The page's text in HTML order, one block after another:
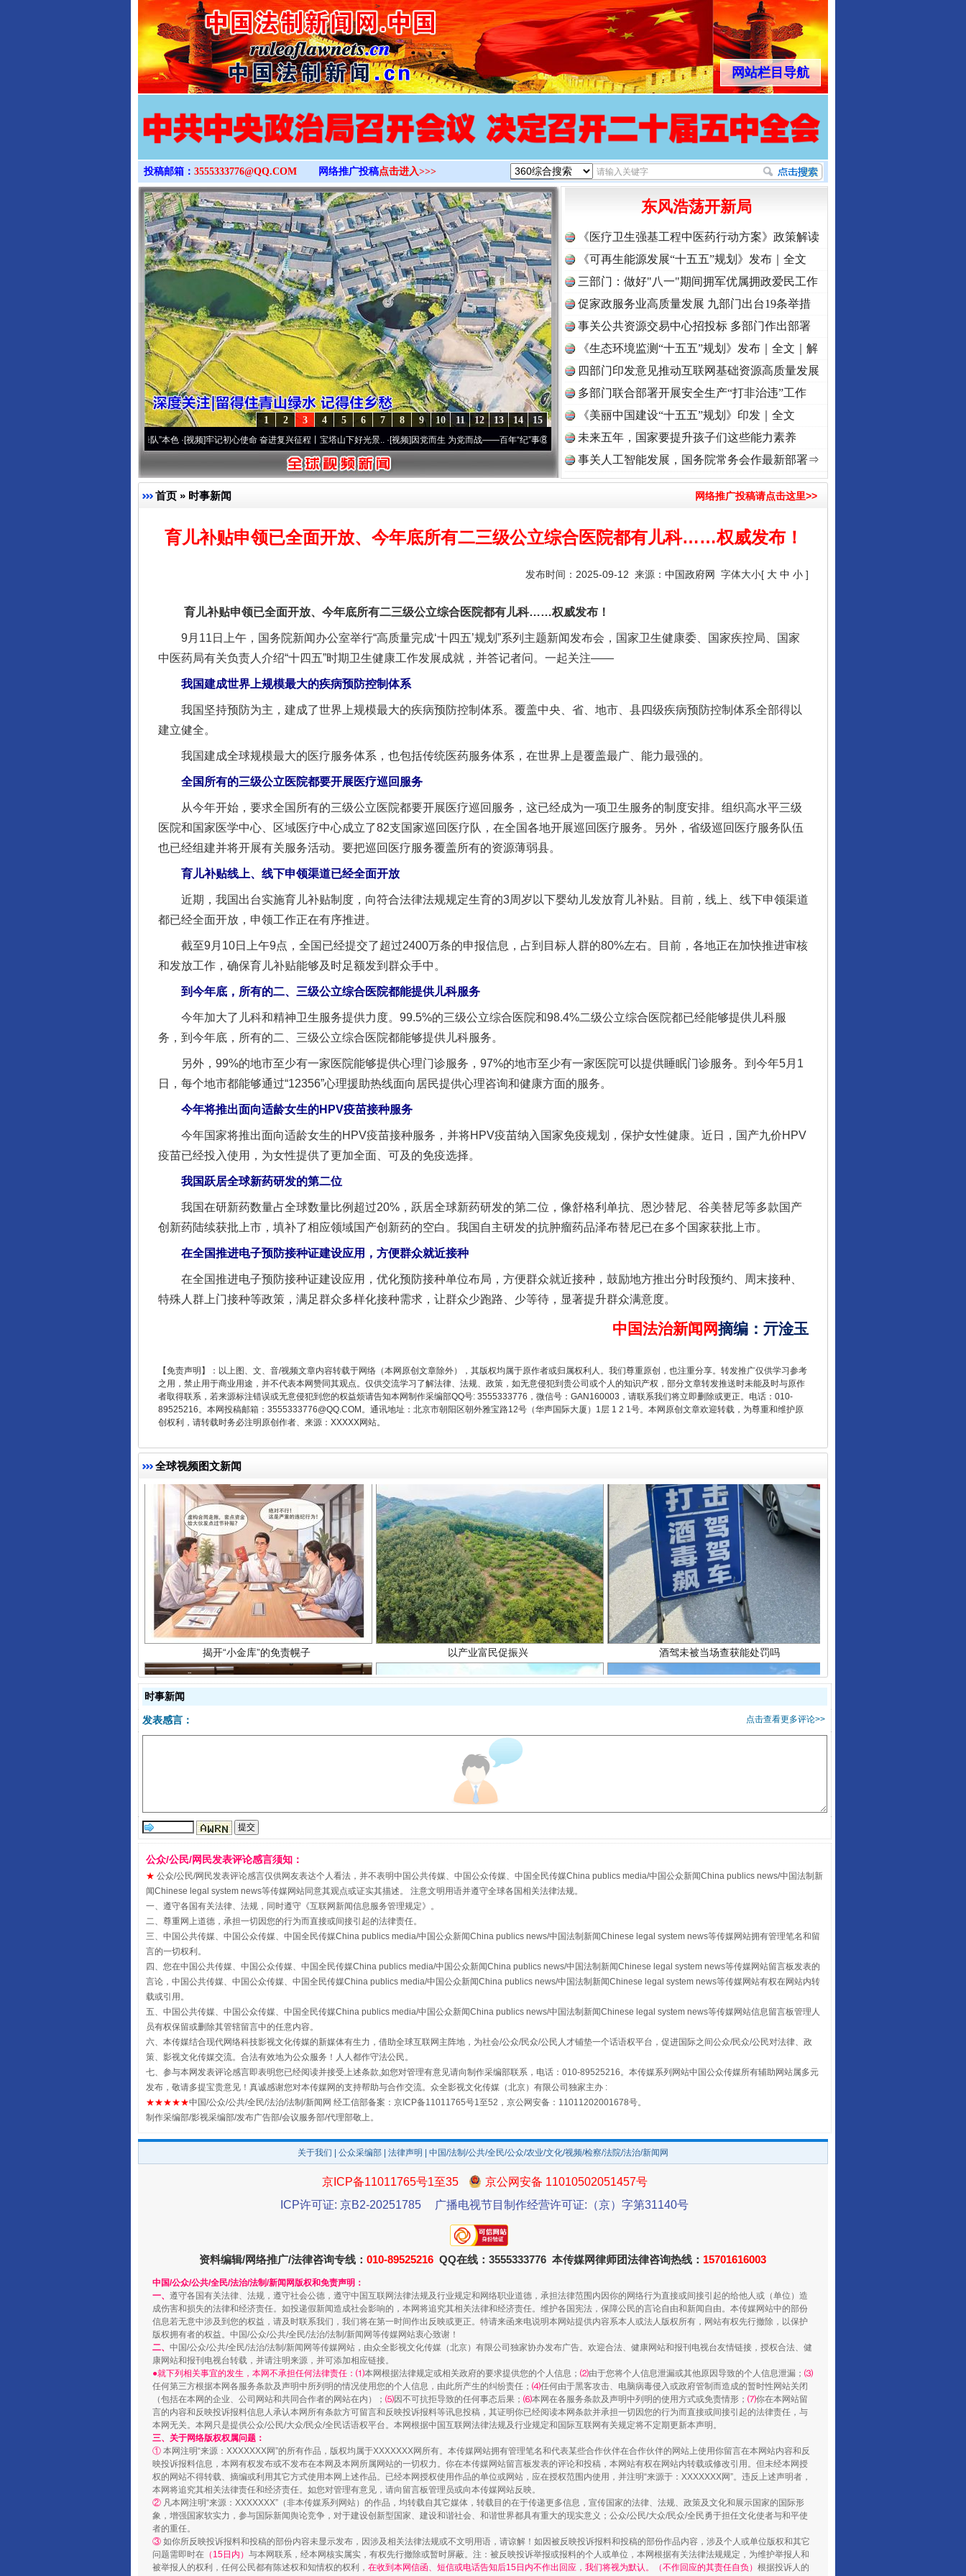
>
网站栏目导航
投稿邮箱： 3555333776@QQ.COM 网络推广投稿点击进入>>>
15
14
13
12
11
10
9
8
7
6
5
4
3
2
1
·[视频]牢记初心使命 奋进复兴征程丨宝塔山下好光景..·[视频]因党而生 为党而战——百年“纪”事⑧加强纪律.. ·[视频]牢记初心使命 奋进复兴征程丨“转折之城”激荡..·[视频]牢记初心使命 奋进复兴征程丨红船起航处 潮起..
东风浩荡开新局
《医疗卫生强基工程中医药行动方案》政策解读
《可再生能源发展“十五五”规划》发布｜全文
三部门：做好"八一"期间拥军优属拥政爱民工作
促家政服务业高质量发展 九部门出台19条举措
事关公共资源交易中心招投标 多部门作出部署
《生态环境监测“十五五”规划》发布｜全文｜解
读
四部门印发意见推动互联网基础资源高质量发展
多部门联合部署开展安全生产“打非治违”工作
《美丽中国建设“十五五”规划》印发｜全文
未来五年，国家要提升孩子们这些能力素养
事关人工智能发展，国务院常务会作最新部署⇒
首页 » 时事新闻 网络推广投稿请点击这里>>
育儿补贴申领已全面开放、今年底所有二三级公立综合医院都有儿科……权威发布！
发布时间：2025-09-12 来源： 中国政府网 字体大小[ 大 中 小 ]
育儿补贴申领已全面开放、今年底所有二三级公立综合医院都有儿科……权威发布！
9月11日上午，国务院新闻办公室举行“高质量完成‘十四五’规划”系列主题新闻发布会，国家卫生健康委、国家疾控局、国家
中医药局有关负责人介绍“十四五”时期卫生健康工作发展成就，并答记者问。一起关注——
我国建成世界上规模最大的疾病预防控制体系
我国坚持预防为主，建成了世界上规模最大的疾病预防控制体系。覆盖中央、省、地市、县四级疾病预防控制体系全部得以
建立健全。
我国建成全球规模最大的医疗服务体系，也包括传统医药服务体系，在世界上是覆盖最广、能力最强的。
全国所有的三级公立医院都要开展医疗巡回服务
从今年开始，要求全国所有的三级公立医院都要开展医疗巡回服务，这已经成为一项卫生服务的制度安排。组织高水平三级
医院和国家医学中心、区域医疗中心成立了82支国家巡回医疗队，在全国各地开展巡回医疗服务。另外，省级巡回医疗服务队伍
也已经组建并将开展有关服务活动。要把巡回医疗服务覆盖所有的资源薄弱县。
育儿补贴线上、线下申领渠道已经全面开放
近期，我国出台实施育儿补贴制度，向符合法律法规规定生育的3周岁以下婴幼儿发放育儿补贴。目前，线上、线下申领渠道
都已经全面开放，申领工作正在有序推进。
截至9月10日上午9点，全国已经提交了超过2400万条的申报信息，占到目标人群的80%左右。目前，各地正在加快推进审核
和发放工作，确保育儿补贴能够及时足额发到群众手中。
到今年底，所有的二、三级公立综合医院都能提供儿科服务
今年加大了儿科和精神卫生服务提供力度。99.5%的三级公立综合医院和98.4%二级公立综合医院都已经能够提供儿科服
务，到今年底，所有的二、三级公立综合医院都能够提供儿科服务。
另外，99%的地市至少有一家医院能够提供心理门诊服务，97%的地市至少有一家医院可以提供睡眠门诊服务。到今年5月1
日，每个地市都能够通过“12356”心理援助热线面向居民提供心理咨询和健康方面的服务。
今年将推出面向适龄女生的HPV疫苗接种服务
今年国家将推出面向适龄女生的HPV疫苗接种服务，并将HPV疫苗纳入国家免疫规划，保护女性健康。近日，国产九价HPV
疫苗已经投入使用，为女性提供了更加全面、可及的免疫选择。
我国跃居全球新药研发的第二位
我国在研新药数量占全球数量比例超过20%，跃居全球新药研发的第二位，像舒格利单抗、恩沙替尼、谷美替尼等多款国产
创新药陆续获批上市，填补了相应领域国产创新药的空白。我国自主研发的抗肿瘤药品泽布替尼已在多个国家获批上市。
在全国推进电子预防接种证建设应用，方便群众就近接种
在全国推进电子预防接种证建设应用，优化预防接种单位布局，方便群众就近接种，鼓励地方推出分时段预约、周末接种、
特殊人群上门接种等政策，满足群众多样化接种需求，让群众少跑路、少等待，显著提升群众满意度。
中国法治新闻网摘编 ： 亓淦玉
【免责声明】：以上图、文、音/视频文章内容转载于网络（本网原创文章除外），其版权均属于原作者或归属权利人。我们尊重原创，也注重分享。转发推广仅供学习参考
之用，禁止用于商业用途，并不代表本网赞同其观点。仅供交流学习了解法律、法规、政策，如无意侵犯到贵公司或个人的知识产权，部分文章转发推送时未能及时与原作
者取得联系，若来源标注错误或无意侵犯到您的权益烦请告知本网制作采编部QQ号: 3555333776，微信号：GAN160003，请联系我们将立即删除或更正。电话：010-
89525216。本网投稿邮箱：3555333776@QQ.COM。通讯地址：北京市朝阳区朝外雅宝路12号（华声国际大厦）1层 1 2 1号。本网原创文章欢迎转载，为尊重和维护原
创权利，请转载时务必注明原创作者、来源：XXXXX网站。
全球视频图文新闻
千年窑火 生生不息 一批国家标准开始实施 从数据变化看反腐深化
揭开“小金库”的免责幌子 以产业富民促振兴 酒驾未被当场查获能处罚吗
从幼儿园到大学，有这些资助
全民健身五年计划来了！等你上场
阿坝州三大球赛在茂县开幕 规模最大的光氢储一体化项目 走走走！国家喊你健身啦
国家大学科技园优化重塑工作 镜头丨大暑三秋近
时事新闻
点击查看更多评论>>
发表感言：
公众/公民/网民发表评论感言须知：
★ 公众/公民/网民发表评论感言仅供网友表达个人看法，并不表明中国公共传媒、中国公众传媒、中国全民传媒China publics media/中国公众新闻China publics news/中国法制新
闻Chinese legal system news等传媒网站同意其观点或证实其描述。 注意文明用语并遵守全球各国相关法律法规。
一、遵守各国有关法律、法规，同时遵守《互联网新闻信息服务管理规定》。
二、尊重网上道德，承担一切因您的行为而直接或间接引起的法律责任。
三、中国公共传媒、中国公众传媒、中国全民传媒China publics media/中国公众新闻China publics news/中国法制新闻Chinese legal system news等传媒网站拥有管理笔名和留
言的一切权利。
四、您在中国公共传媒、中国公众传媒、中国全民传媒China publics media/中国公众新闻China publics news/中国法制新闻Chinese legal system news等传媒网站留言板发表的
言论，中国公共传媒、中国公众传媒、中国全民传媒China publics media/中国公众新闻China publics news/中国法制新闻Chinese legal system news等传媒网站有权在网站内转
载或引用。
五、中国公共传媒、中国公众传媒、中国全民传媒China publics media/中国公众新闻China publics news/中国法制新闻Chinese legal system news等传媒网站信息留言板管理人
员有权保留或删除其管辖留言中的任意内容。
六、本传媒结合现代网络科技影视文化传媒的新媒体有生力，借助全球互联网主阵地，为社会/公众/民众/公民人才铺垫一个话语权平台，促进国际之间公众/民众/公民对法律、政
策、影视文化传媒交流。合法有效地为公众服务！人人都作守法公民。
七、参与本网发表评论感言即表明您已经阅读并接受上述条款,如您对管理有意见请向制作采编部联系，电话：010-89525216。本传媒系列网站中国公众传媒所有辅助网站属多元
发布，敬请多提宝贵意见！真诚感谢您对本传媒网的支持帮助与合作交流。众全影视文化传媒（北京）有限公司独家主办 :
★★★★★中国/公众/公共/全民/法治/法制/新闻网 经工信部备案：京ICP备11011765号1至52，京公网安备：11011202001678号。
制作采编部/影视采编部/发布广告部/会议服务部/代理部敬上。
关于我们 公众采编部 法律声明 | 中国/法制/公共/全民/公众/农业/文化/视频/检察/法院/法治/新闻网
京ICP备11011765号1至35
京公网安备 11010502051457号
ICP许可证: 京B2-20251785
广播电视节目制作经营许可证:（京）字第31140号
资料编辑/网络推广/法律咨询专线： 010-89525216 QQ在线：3555333776 本传媒网律师团法律咨询热线： 15701616003
中国/公众/公共/全民/法治/法制/新闻网版权和免责声明：
一、 遵守各国有关法律、法规，遵守社会公德，遵守中国互联网法律法规及行业规定和网络职业道德，承担法律范围内因你的网络行为直接或间接引起的给他人或（单位）造
成伤害和损失的法律和经济责任。如投递假新闻造成社会影响的，本网将追究其相关法律和经济责任。维护各国宪法，保障公民的言论自由和新闻自由。本传媒网站中的部份
信息若无意中涉及到您的权益，请及时联系我们，我们将在第一时间作出反映或更正。特请来函来电说明本网站提供内容系本人或法人版权所有，网站有权先行撤除，以保护
版权拥有者的权益。中国/公众/公共/全民/法治/法制/新闻网等传媒网站衷心致谢！
二、 中国/公众/公共/全民/法治/法制/新闻网等传媒网站，由众全影视文化传媒（北京）有限公司独家协办发布广告。欢迎合法、健康网站和报刊电视台友情链接，授权合法、健
康网站和报刊电视台转载，并请注明来源，并可添加相应链接。
●就下列相关事宜的发生，本网不承担任何法律责任：⑴本网根据法律规定或相关政府的要求提供您的个人信息； ⑵由于您将个人信息泄漏或其他原因导致的个人信息泄漏； ⑶
任何第三方根据本网各服务条款及声明中所列明的情况使用您的个人信息，由此所产生的纠纷责任； ⑷任何由于黑客攻击、电脑病毒侵入或政府管制而造成的暂时性网站关闭
（包括在本网的企业、公司网站和共同合作者的网站在内）； ⑸因不可抗拒导致的任何事态后果； ⑹本网在各服务条款及声明中列明的使用方式或免责情形； ⑺你在本网站留
言的内容和反映投诉报料信息人承认本网所有条款方可留言和反映投诉报料等讯息投稿，其证明你已经阅读本网条款并承担一切因您的行为而直接或间接引起的法律责任，与
本网无关。本网只是提供公众/公民/大众/民众/全民话语权平台。本网根据中国互联网法律法规及行业规定和国际互联网有关规定将不定期更新本声明。
三、关于网络版权权属问题：
① 本网注明“来源：XXXXXXX网”的所有作品，版权均属于XXXXXXX网所有。本传媒网站拥有管理笔名和代表某些合作伙伴在合作伙伴的网站上使用你留言在本网站内容和反
映投诉报料信息，本网有权发布或不发布在本网及本网所属网站的一切权力。你在本传媒网站留言板发表的评论和投稿，本网站有权在网站内转载或修改引用。但未经本网授
权的网站不得转载、摘编或利用其它方式使用本网上述作品。已经本网授权使用作品的单位或网站，应在授权范围内使用，并注明“来源于：XXXXXXX网”。违反上述声明者，
本网将追究其相关法律责任和经济责任。如您对管理有意见，请向留言板管理员或向本传媒网站反映。
② 凡本网注明“来源：XXXXXXX”（非本传媒系列网站）的作品，均转载自其它媒体，转载目的在于传递更多信息，宣传国家的法律、法规、政策及文化和展示国家的国际形
象，增强国家软实力，参与国际新闻舆论竞争，对于建设创新型国家、建设和谐社会、和谐世界都具有重大的现实意义；公众/公民/大众/民众/全民勇于担任文化使者与和平使
者的重任。
③ 如你所反映投诉报料和投稿的部份内容未显示发布，因涉及相关法律法规或不文明用语，请谅解！如因被反映投诉报料和投稿的部份作品内容，涉及个人或单位版权和其它
问题需即时在 （15日内） 与本网联系，经本网核实属实，有权先行撤除或暂时屏蔽。注：被反映投诉举报或报料的个人或单位，本网根据有关法律法规规定，为维护举报人和
被举报人的权利，任何公民都有陈述权和知情权的权利， 在收到本网信函、短信或电话告知后15日内不作出回应，我们将视为默认。（不作回应的其责任自负） 根据投诉人的